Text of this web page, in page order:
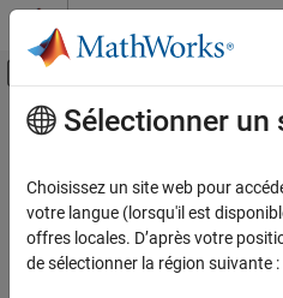
Passer au contenu
Activer/désactiver
Accueil de la documentation
Share and Distribute Software
Contenu principal
List known repositories
Since R2024a
collapse all in page
Sélectionner un
Choisissez un site web pour
votre langue (lorsqu'il est
offres locales. D’après votre
de sélectionner la région suivante :